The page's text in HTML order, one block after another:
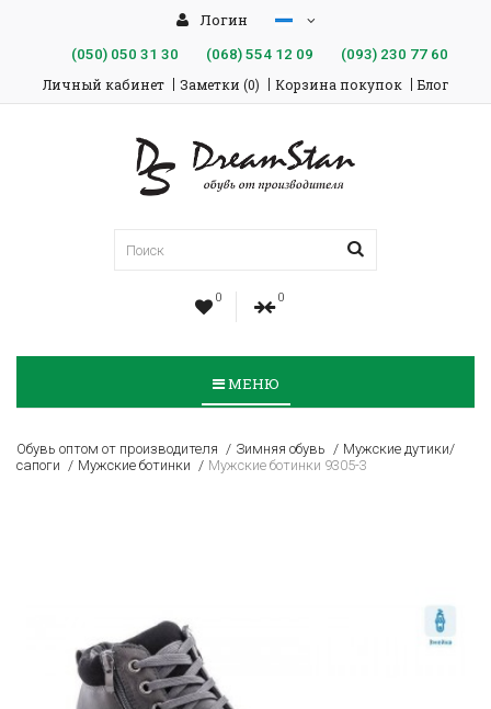
Логин
(050)050 31 30 (068)554 12 09 (093)230 77 60
Личный кабинет Заметки (0) Корзина покупок Блог
0 0
МЕНЮ
Обувь оптом от производителя Зимняя обувь
Мужские дутики/
сапоги
Мужские ботинки Мужские ботинки 9305-3